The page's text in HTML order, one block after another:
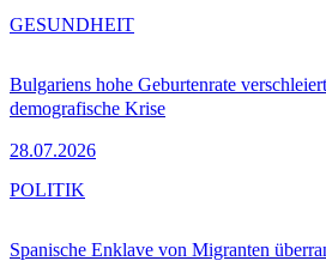
Bulgariens hohe Geburtenrate
demografische Krise
28.07.2026
GESUNDHEIT
Spanische Enklave von Migranten
POLITIK